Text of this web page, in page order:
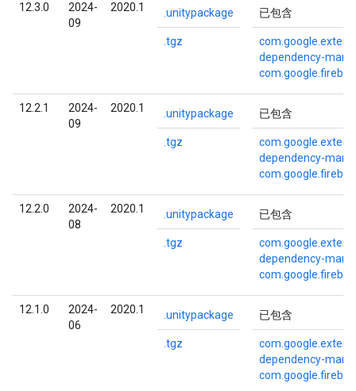
12.3.0
2024-
09
2020.1 .unitypackage
.tgz
已包含
dependency-
12.2.1
2024-
09
2020.1 .unitypackage
.tgz
已包含
dependency-
12.2.0
2024-
08
2020.1 .unitypackage
.tgz
已包含
dependency-
12.1.0
2024-
06
2020.1 .unitypackage
.tgz
已包含
dependency-